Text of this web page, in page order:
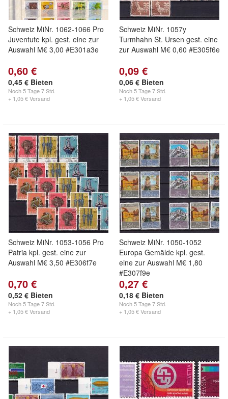
Schweiz MiNr. 1062-1066 Pro
Juventute kpl. gest. eine zur
Auswahl M€ 3,00 #E301a3e
0,60 €
0,45 € Bieten
Noch5 Tage 7 Std.
+ 1,05 € Versand
Schweiz MiNr. 1057y
Turmhahn St. Ursen gest. eine
zur Auswahl M€ 0,60 #E305f6e
0,09 €
0,06 € Bieten
Noch5 Tage 7 Std.
+ 1,05 € Versand
Schweiz MiNr. 1053-1056 Pro
Patria kpl. gest. eine zur
Auswahl M€ 3,50 #E306f7e
0,70 €
0,52 € Bieten
Noch5 Tage 7 Std.
+ 1,05 € Versand
Schweiz MiNr. 1050-1052
Europa Gemälde kpl. gest.
eine zur Auswahl M€ 1,80
#E307f9e
0,27 €
0,18 € Bieten
Noch5 Tage 7 Std.
+ 1,05 € Versand